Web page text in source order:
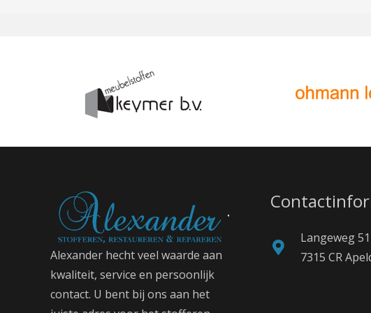
Alexander hecht veel waarde aan
kwaliteit, service en persoonlijk
contact. U bent bij ons aan het
Langeweg 51
7315 CR